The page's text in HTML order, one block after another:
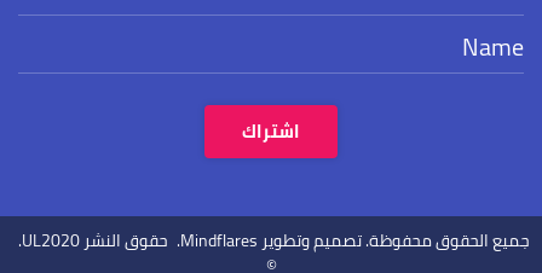
حقوق النشر UL2020
. جميع الحقوق محفوظة. تصميم وتطوير Mindflares.
©